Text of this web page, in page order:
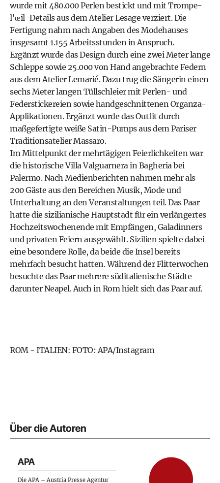
wurde mit 480.000 Perlen bestickt und mit Trompe-
l'œil-Details aus dem Atelier Lesage verziert. Die
Fertigung nahm nach Angaben des Modehauses
insgesamt 1.155 Arbeitsstunden in Anspruch.
Ergänzt wurde das Design durch eine zwei Meter lange
Schleppe sowie 25.000 von Hand angebrachte Federn
aus dem Atelier Lemarié. Dazu trug die Sängerin einen
sechs Meter langen Tüllschleier mit Perlen- und
Federstickereien sowie handgeschnittenen Organza-
Applikationen. Ergänzt wurde das Outfit durch
maßgefertigte weiße Satin-Pumps aus dem Pariser
Traditionsatelier Massaro.
Im Mittelpunkt der mehrtägigen Feierlichkeiten war
die historische Villa Valguarnera in Bagheria bei
Palermo. Nach Medienberichten nahmen mehr als
200 Gäste aus den Bereichen Musik, Mode und
Unterhaltung an den Veranstaltungen teil. Das Paar
hatte die sizilianische Hauptstadt für ein verlängertes
Hochzeitswochenende mit Empfängen, Galadinners
und privaten Feiern ausgewählt. Sizilien spielte dabei
eine besondere Rolle, da beide die Insel bereits
mehrfach besucht hatten. Während der Flitterwochen
besuchte das Paar mehrere süditalienische Städte
darunter Neapel. Auch in Rom hielt sich das Paar auf.
ROM - ITALIEN: FOTO: APA/Instagram
Über die Autoren
APA
Die APA – Austria Presse Agentur